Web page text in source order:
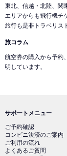
東北、信越・北陸、関
エリアからも飛行機チ
旅行も是非トラベリス
旅コラム
航空券の購入から予約
明しています。
サポートメニュー
ご予約確認
コンビニ決済のご案内
ご利用の流れ
よくあるご質問